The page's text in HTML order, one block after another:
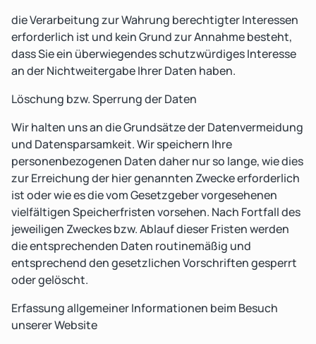
die Verarbeitung zur Wahrung berechtigter Interessen
erforderlich ist und kein Grund zur Annahme besteht,
dass Sie ein überwiegendes schutzwürdiges Interesse
an der Nichtweitergabe Ihrer Daten haben.
Löschung bzw. Sperrung der Daten
Wir halten uns an die Grundsätze der Datenvermeidung
und Datensparsamkeit. Wir speichern Ihre
personenbezogenen Daten daher nur so lange, wie dies
zur Erreichung der hier genannten Zwecke erforderlich
ist oder wie es die vom Gesetzgeber vorgesehenen
vielfältigen Speicherfristen vorsehen. Nach Fortfall des
jeweiligen Zweckes bzw. Ablauf dieser Fristen werden
die entsprechenden Daten routinemäßig und
entsprechend den gesetzlichen Vorschriften gesperrt
oder gelöscht.
Erfassung allgemeiner Informationen beim Besuch
unserer Website